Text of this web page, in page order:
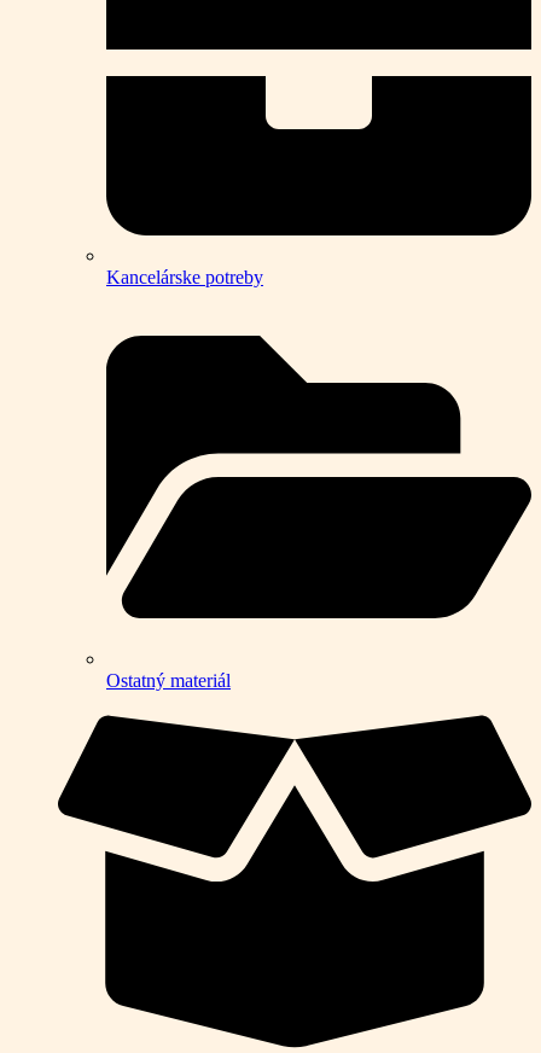
Kancelárske potreby
Ostatný materiál